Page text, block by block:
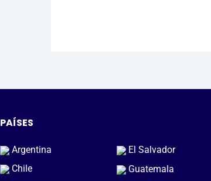
PAÍSES
Argentina
Chile
El Salvador
Guatemala